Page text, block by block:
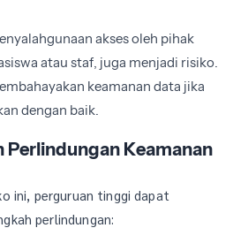
akses oleh pihak
atau staf, juga menjadi risiko.
keamanan data jika
dengan baik.
Keamanan
ini, perguruan tinggi dapat
perlindungan: